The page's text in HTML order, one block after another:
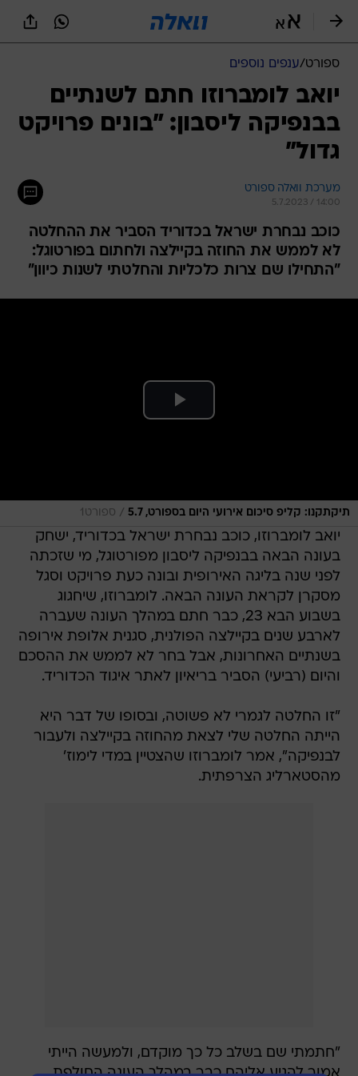
ספורט/ענפים נוספים
יואב לומברוזו חתם לשנתיים
בבנפיקה ליסבון: "בונים פרויקט
גדול"
מערכת וואלה ספורט
5.7.2023 / 14:00
כוכב נבחרת ישראל בכדוריד הסביר את ההחלטה
לא לממש את החוזה בקיילצה ולחתום בפורטוגל:
"התחילו שם צרות כלכליות והחלטתי לשנות כיוון"
תיקתקנו: קליפ סיכום אירועי היום בספורט, 5.7 / ספורט1
יואב לומברוזו, כוכב נבחרת ישראל בכדוריד, ישחק
בעונה הבאה בבנפיקה ליסבון מפורטוגל, מי שזכתה
לפני שנה בליגה האירופית ובונה כעת פרויקט וסגל
מסקרן לקראת העונה הבאה. לומברוזו, שיחגוג
בשבוע הבא 23, כבר חתם במהלך העונה שעברה
לארבע שנים בקיילצה הפולנית, סגנית אלופת אירופה
בשנתיים האחרונות, אבל בחר לא לממש את ההסכם
והיום (רביעי) הסביר בריאיון לאתר איגוד הכדוריד.
"זו החלטה לגמרי לא פשוטה, ובסופו של דבר היא
הייתה החלטה שלי לצאת מהחוזה בקיילצה ולעבור
לבנפיקה", אמר לומברוזו שהצטיין במדי לימוז'
מהסטארליג הצרפתית.
"חתמתי שם בשלב כל כך מוקדם, ולמעשה הייתי